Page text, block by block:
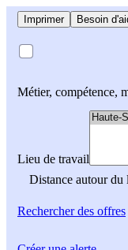
Imprimer Besoin
Métier, compétence,
Lieu de travail
Distance autour du
Rechercherdes offres